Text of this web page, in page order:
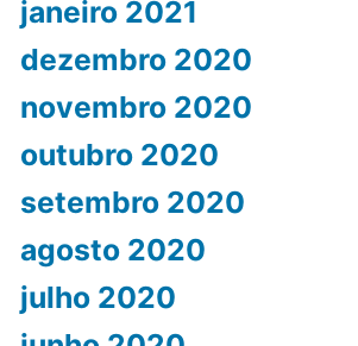
janeiro 2021
dezembro 2020
novembro 2020
outubro 2020
setembro 2020
agosto 2020
julho 2020